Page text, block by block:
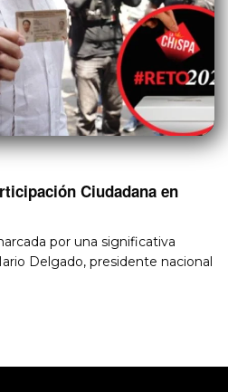
Ciudadana en
por una significativa
Delgado, presidente nacional